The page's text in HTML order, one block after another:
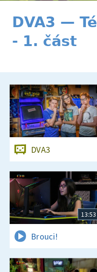
DVA3 —
- 1. část
DVA3
13:53
Brouci!